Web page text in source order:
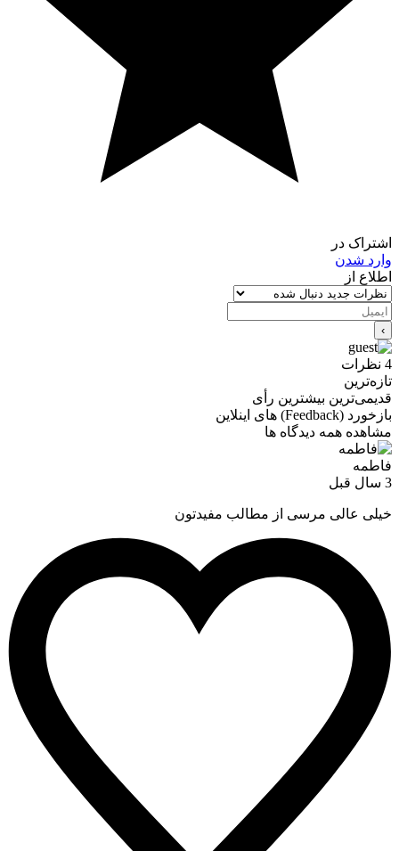
اشتراک در
وارد شدن
اطلاع از
4 نظرات
تازه‌ترین
قدیمی‌ترین بیشترین رأی
بازخورد (Feedback) های اینلاین
مشاهده همه دیدگاه ها
فاطمه
3 سال قبل
خیلی عالی مرسی از مطالب مفیدتون